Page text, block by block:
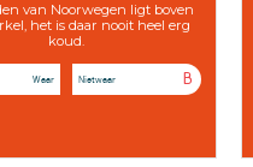
van Noorwegen ligt boven
het is daar nooit heel erg
koud.
Waar B
Nietwaar